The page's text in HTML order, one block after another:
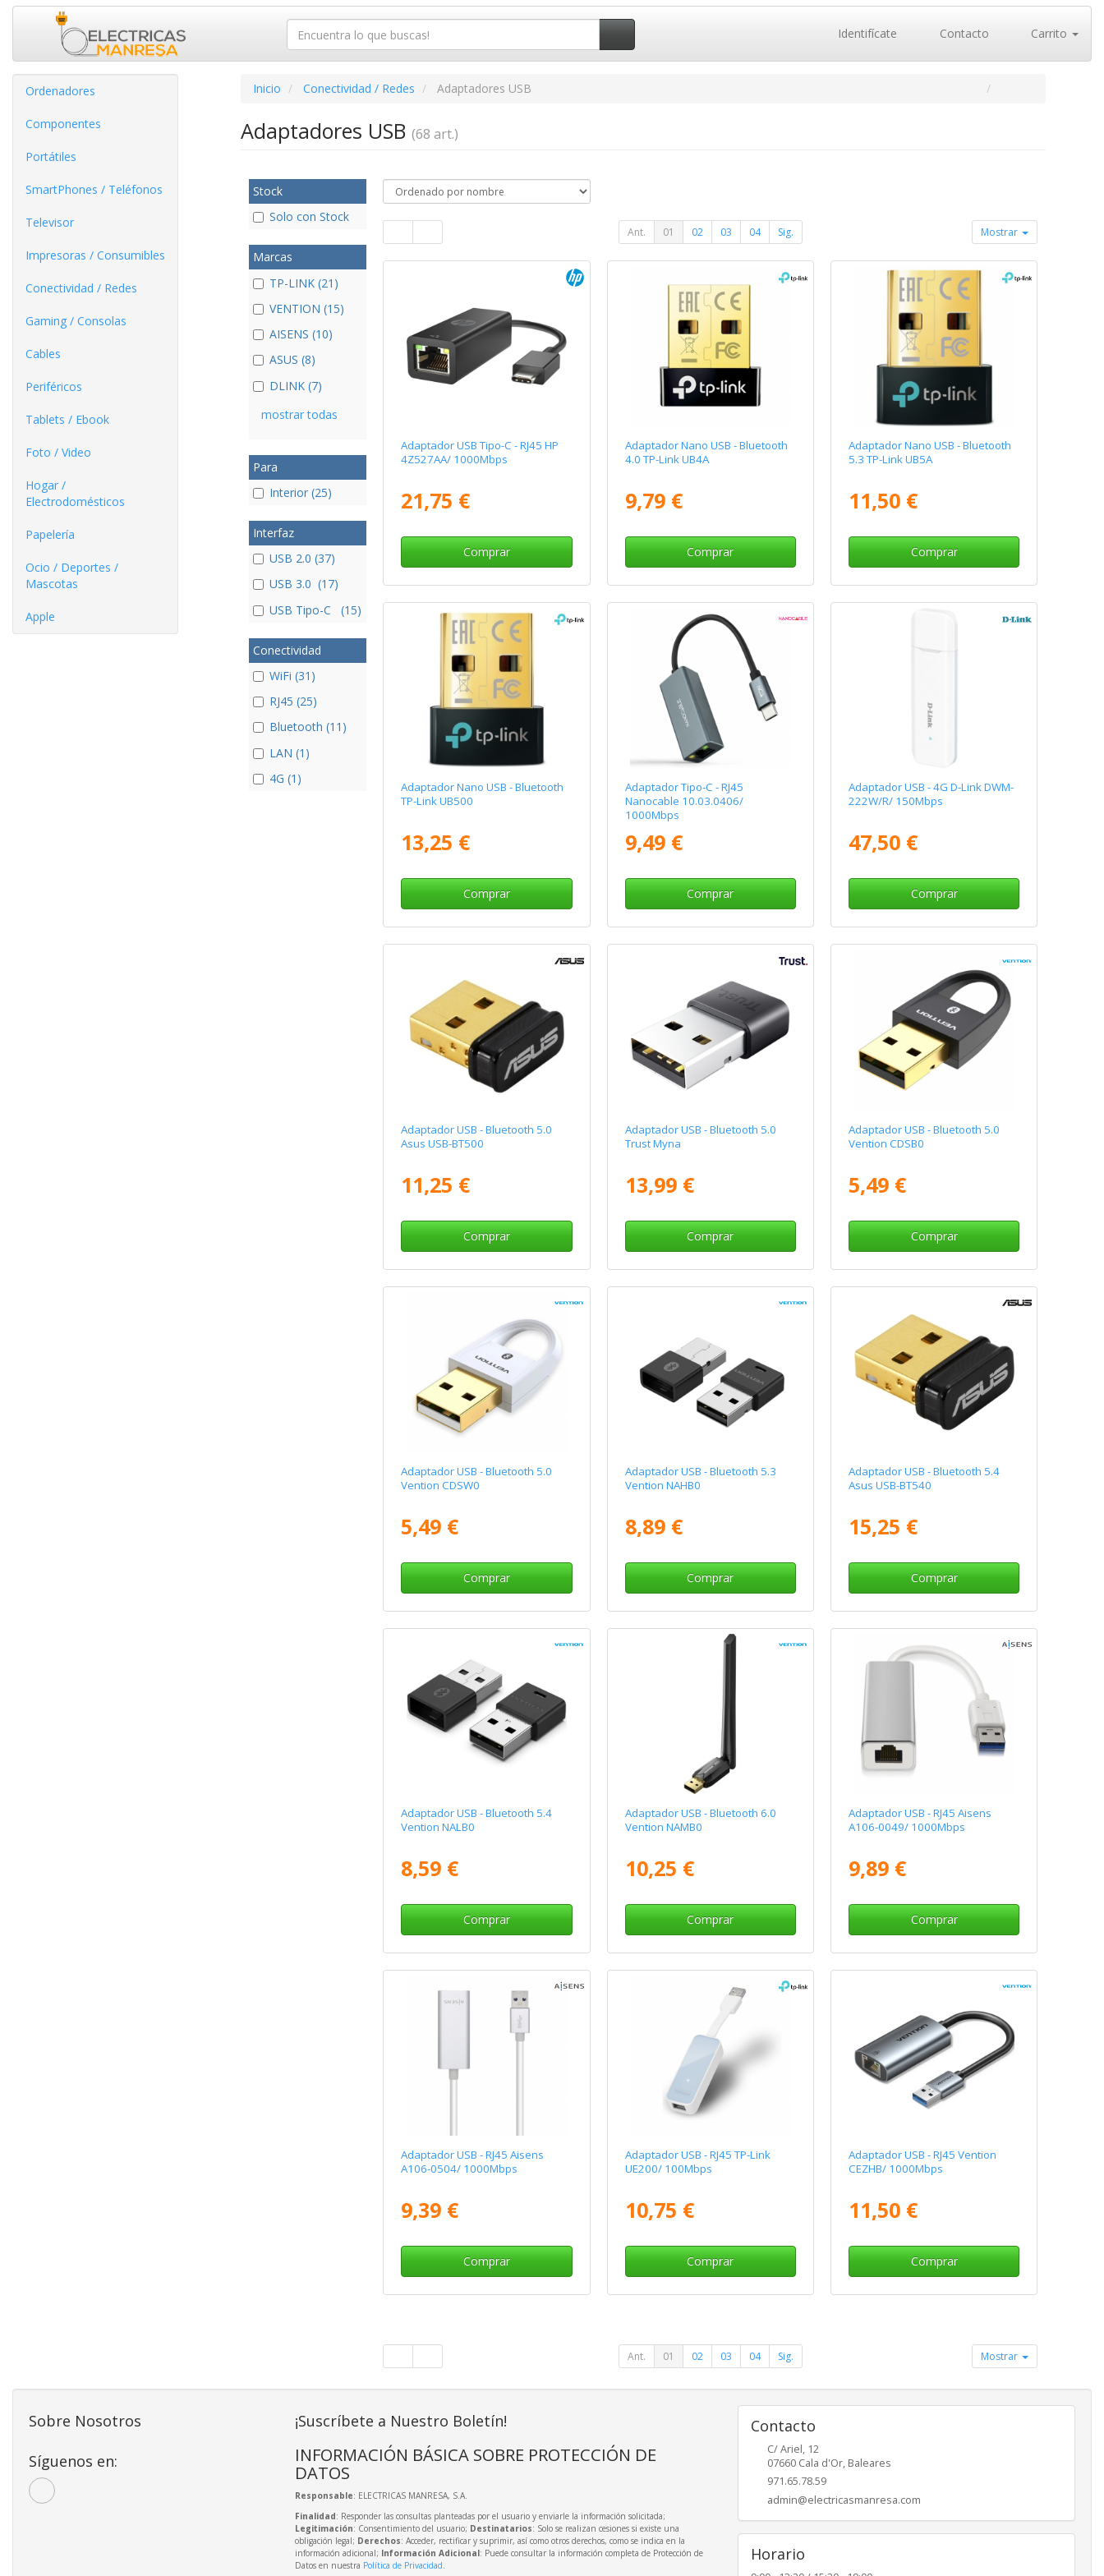
Identifícate Contacto Carrito
Ordenadores
Componentes
Portátiles
SmartPhones / Teléfonos
Televisor
Impresoras / Consumibles
Conectividad / Redes
Gaming / Consolas
Cables
Periféricos
Tablets / Ebook
Foto / Video
Hogar /
Electrodomésticos
Papelería
Ocio / Deportes /
Mascotas
Apple
Inicio Conectividad / Redes Adaptadores USB
Adaptadores USB (68 art.)
Stock
Solo con Stock
Marcas
TP-LINK (21)
VENTION (15)
AISENS (10)
ASUS (8)
DLINK (7)
mostrar todas
Para
Interior (25)
Interfaz
USB 2.0 (37)
USB 3.0 (17)
USB Tipo-C (15)
Conectividad
WiFi (31)
RJ45 (25)
Bluetooth (11)
LAN (1)
4G (1)
Ant. 01 02 03 04 Sig. Mostrar
Adaptador USB Tipo-C - RJ45 HP
4Z527AA/ 1000Mbps
21,75 €
Comprar
Adaptador Nano USB - Bluetooth
4.0 TP-Link UB4A
9,79 €
Comprar
Adaptador Nano USB - Bluetooth
5.3 TP-Link UB5A
11,50 €
Comprar
Adaptador Nano USB - Bluetooth
TP-Link UB500
13,25 €
Comprar
Adaptador Tipo-C - RJ45
Nanocable 10.03.0406/
1000Mbps
9,49 €
Comprar
Adaptador USB - 4G D-Link DWM-
222W/R/ 150Mbps
47,50 €
Comprar
Adaptador USB - Bluetooth 5.0
Asus USB-BT500
11,25 €
Comprar
Adaptador USB - Bluetooth 5.0
Trust Myna
13,99 €
Comprar
Adaptador USB - Bluetooth 5.0
Vention CDSB0
5,49 €
Comprar
Adaptador USB - Bluetooth 5.0
Vention CDSW0
5,49 €
Comprar
Adaptador USB - Bluetooth 5.3
Vention NAHB0
8,89 €
Comprar
Adaptador USB - Bluetooth 5.4
Asus USB-BT540
15,25 €
Comprar
Adaptador USB - Bluetooth 5.4
Vention NALB0
8,59 €
Comprar
Adaptador USB - Bluetooth 6.0
Vention NAMB0
10,25 €
Comprar
Adaptador USB - RJ45 Aisens
A106-0049/ 1000Mbps
9,89 €
Comprar
Adaptador USB - RJ45 Aisens
A106-0504/ 1000Mbps
9,39 €
Comprar
Adaptador USB - RJ45 TP-Link
UE200/ 100Mbps
10,75 €
Comprar
Adaptador USB - RJ45 Vention
CEZHB/ 1000Mbps
11,50 €
Comprar
Ant. 01 02 03 04 Sig. Mostrar
Sobre Nosotros
Síguenos en:
¡Suscríbete a Nuestro Boletín!
INFORMACIÓN BÁSICA SOBRE PROTECCIÓN DE
DATOS
Responsable: ELECTRICAS MANRESA, S.A.
Finalidad: Responder las consultas planteadas por el usuario y enviarle la información solicitada;
Legitimación: Consentimiento del usuario; Destinatarios: Solo se realizan cesiones si existe una
obligación legal; Derechos: Acceder, rectificar y suprimir, así como otros derechos, como se indica en la
información adicional; Información Adicional: Puede consultar la información completa de Protección de
Datos en nuestra Política de Privacidad.
Contacto
C/ Ariel, 12
07660 Cala d'Or, Baleares
971.65.78.59
admin@electricasmanresa.com
Horario